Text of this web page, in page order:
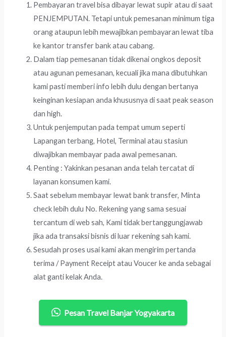
Pembayaran travel bisa dibayar lewat supir atau di saat
PENJEMPUTAN. Tetapi untuk pemesanan minimum tiga
orang ataupun lebih mewajibkan pembayaran lewat tiba
ke kantor transfer bank atau cabang.
Dalam tiap pemesanan tidak dikenai ongkos deposit
atau agunan pemesanan, kecuali jika mana dibutuhkan
kami pasti memberi info lebih dulu dengan bertanya
keinginan kesiapan anda khususnya di saat peak season
dan high.
Untuk penjemputan pada tempat umum seperti
Lapangan terbang, Hotel, Terminal atau stasiun
diwajibkan membayar pada awal pemesanan.
Penting : Yakinkan pesanan anda telah tercatat di
layanan konsumen kami.
Saat sebelum membayar lewat bank transfer, Minta
check lebih dulu No. Rekening yang sama sesuai
tercantum di web sah, Kami tidak bertanggungjawab
jika ada transaksi bisnis di luar rekening sah kami.
Sesudah proses usai kami akan mengirim pertanda
terima / Payment Receipt atau Voucer ke anda sebagai
alat ganti kelak Anda.
Pesan Travel Banjar Yogyakarta